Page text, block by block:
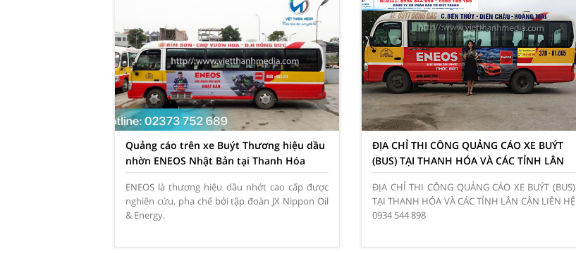
Quảng cáo trên xe Buýt Thương hiệu dầu
nhờn ENEOS Nhật Bản tại Thanh Hóa
0934 544 898
ENEOS là thương hiệu dầu nhớt cao cấp được
nghiên cứu, pha chế bởi tập đoàn JX Nippon Oil
& Energy.
ĐỊA CHỈ THI CÔNG QUẢNG CÁO XE BUÝT
(BUS) TẠI THANH HÓA VÀ CÁC TỈNH LÂN
CẬN 0934 544 898
ĐỊA CHỈ THI CÔNG QUẢNG CÁO XE BUÝT (BUS)
TẠI THANH HÓA VÀ CÁC TỈNH LÂN CẬN LIÊN HỆ
0934 544 898